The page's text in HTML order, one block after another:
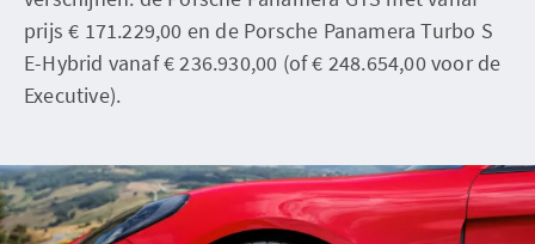
prijs € 171.229,00 en de Porsche Panamera Turbo S
E-Hybrid vanaf € 236.930,00 (of € 248.654,00 voor de
Executive).